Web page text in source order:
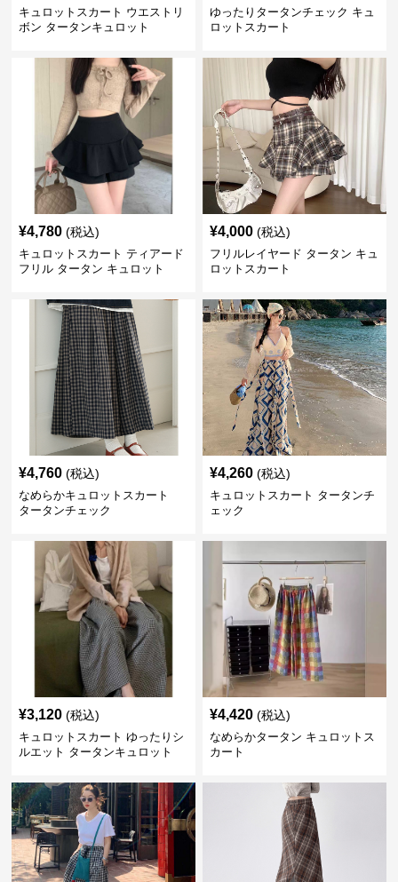
キュロットスカート ウエストリ
ボン タータンキュロット
ゆったりタータンチェック キュ
ロットスカート
¥4,780 (税込)
キュロットスカート ティアード
フリル タータン キュロット
¥4,000 (税込)
フリルレイヤード タータン キュ
ロットスカート
¥4,760 (税込)
なめらかキュロットスカート
タータンチェック
¥4,260 (税込)
キュロットスカート タータンチ
ェック
¥3,120 (税込)
キュロットスカート ゆったりシ
ルエット タータンキュロット
¥4,420 (税込)
なめらかタータン キュロットス
カート